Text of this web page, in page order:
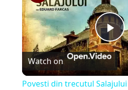
P
l
Watch on
Povesti din trecutul Salajului